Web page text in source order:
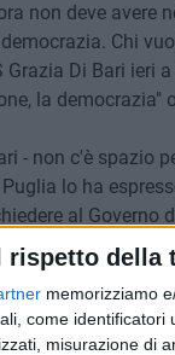
rispetto della
memorizziamo
come
misurazione di
non deve avere
Chi
Di Bari ieri
la democrazia"
- non c'è spazio
lo ha
al Governo
scorso non
piazza con idee